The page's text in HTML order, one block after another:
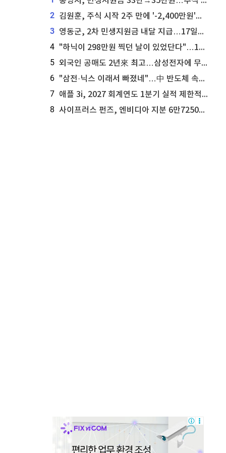
2 김원훈, 주식 시작 2주 만에 '-2,400만원'…"차 한 대 값 날렸다"
3 영동군, 2차 민생지원금 내달 지급…17일부터 신청 접수
4 "하닉이 298만원 찍던 날이 있었단다"…100만 클릭 '전래동화' 정체
5 외국인 공매도 2년來 최고…삼성전자에 무슨일이 [B급기자의 B급리포트]
6 "삼전·닉스 이래서 빠졌네"…中 반도체 속사정 [B급기자의 B급리포트]
7 애플 3i, 2027 회계연도 1분기 실적 제한적 검토 통과
8 사이프러스 펀즈, 엔비디아 지분 6만7250주 매각